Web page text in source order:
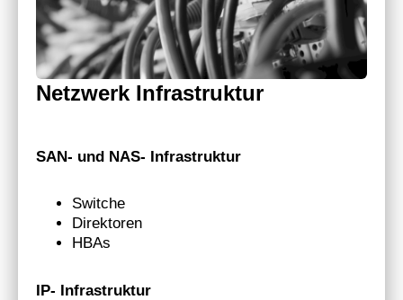
Netzwerk Infrastruktur
SAN- und NAS- Infrastruktur
Switche
Direktoren
HBAs
IP- Infrastruktur